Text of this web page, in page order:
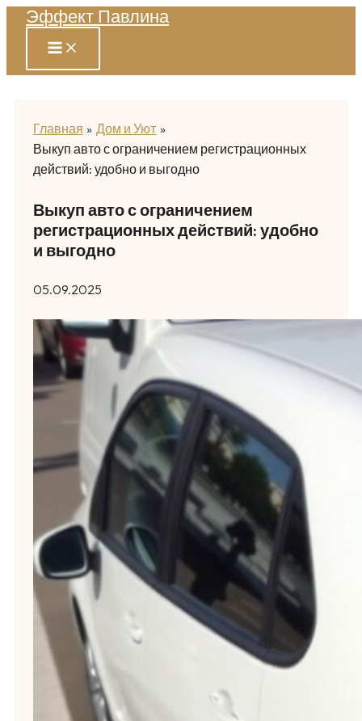
Перейти
содержимому
Эффект Павлина
Главная
Дом и Уют
Выкуп авто с ограничением регистрационных
действий: удобно и выгодно
Выкуп авто с ограничением
регистрационных действий: удобно
и выгодно
05.09.2025